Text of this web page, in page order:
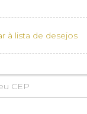
à lista de desejos